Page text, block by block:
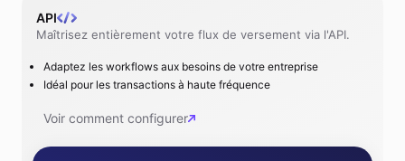
API
Maîtrisez entièrement votre flux de versement via l'API.
Adaptez les workflows aux besoins de votre entreprise
Idéal pour les transactions à haute fréquence
Voir comment configurer